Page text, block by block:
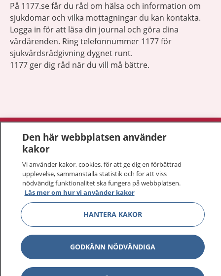
På 1177.se får du råd om hälsa och information om
sjukdomar och vilka mottagningar du kan kontakta.
Logga in för att läsa din journal och göra dina
vårdärenden. Ring telefonnummer 1177 för
sjukvårdsrådgivning dygnet runt.
1177 ger dig råd när du vill må bättre.
1177 på flera språk
Kontakt
Behandling av personuppgifter
Hantering av kakor
Inställningar för kakor
Den här webbplatsen använder
kakor
Vi använder kakor, cookies, för att ge dig en förbättrad
upplevelse, sammanställa statistik och för att viss
nödvändig funktionalitet ska fungera på webbplatsen.
Läs mer om hur vi använder kakor
HANTERA KAKOR
GODKÄNN NÖDVÄNDIGA